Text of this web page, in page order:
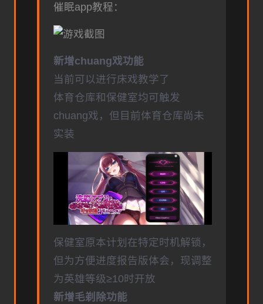
催眠app教程：
新增chuang戏功能
当前可以进行床戏教学了
体育仓库和保健室均可触发
chuang戏，但目前体育仓库尚未
实装
保健室原本计划在特定时机解锁，
但为方便进度报告版体会，现调整
为英雄等级≥10时开放
新增毛剃除功能